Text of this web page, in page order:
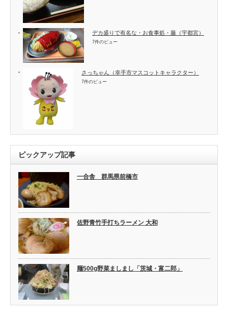
デカ盛りで有名な・お食事処・藤（宇都宮）
7件のビュー
さっちゃん（幸手市マスコットキャラクター）
7件のビュー
ピックアップ記事
一合舎 群馬県前橋市
佐野青竹手打ちラーメン 大和
麺500g野菜ましまし「茨城・富二郎」